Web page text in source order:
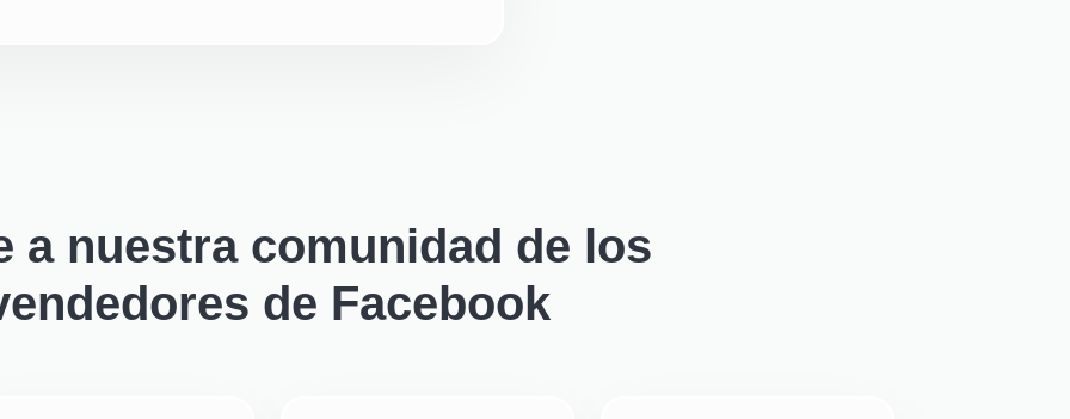
a nuestra comunidad de los
de Facebook